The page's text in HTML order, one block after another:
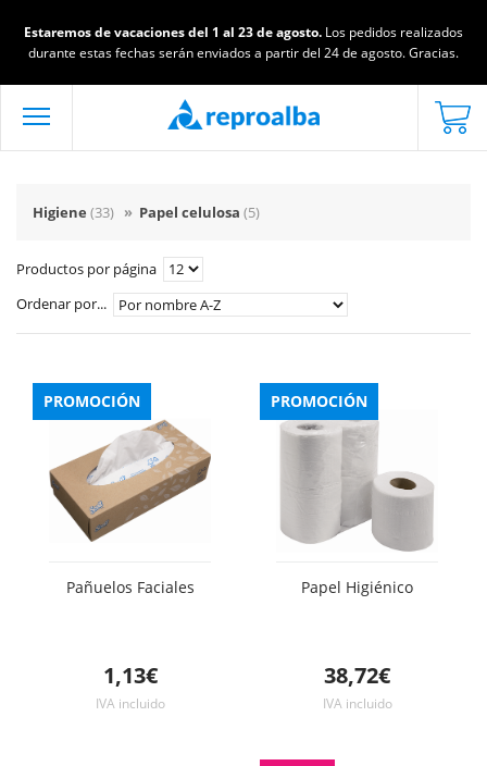
Estaremos de vacaciones del 1 al 23 de agosto. Los pedidos realizados
durante estas fechas serán enviados a partir del 24 de agosto. Gracias.
Higiene (33) » Papel celulosa (5)
Productos por página
Ordenar por...
PROMOCIÓN
Pañuelos Faciales
1,13€
IVA incluido
PROMOCIÓN
Papel Higiénico
38,72€
IVA incluido